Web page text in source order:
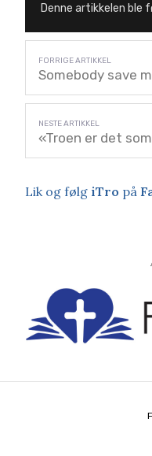
Denne artikkelen ble
Somebody save
«Troen er det
Lik og følg iTro på